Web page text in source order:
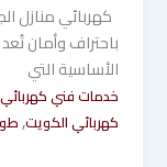
كهربائي منازل
باحتراف وأمان
الأساسية التي
خدمات فني كهربائي
كهربائي الكويت,